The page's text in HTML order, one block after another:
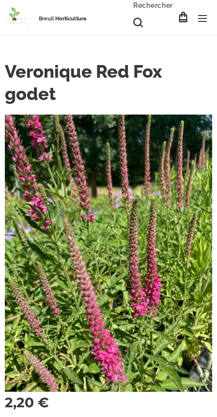
BreuilHorticulture
Rechercher
Veronique Red Fox
godet
2,20 €